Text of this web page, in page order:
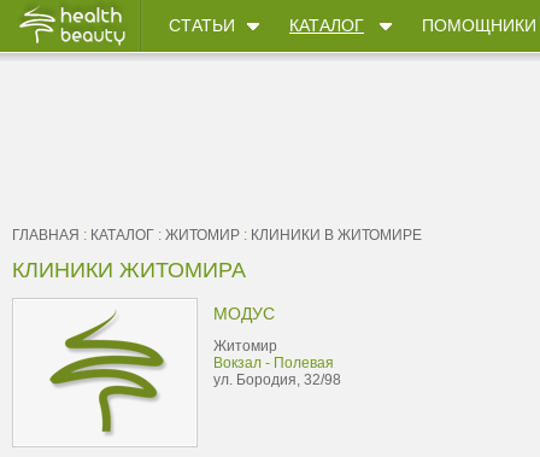
СТАТЬИ КАТАЛОГ ПОМОЩНИКИ
ГЛАВНАЯ : КАТАЛОГ : ЖИТОМИР : КЛИНИКИ В ЖИТОМИРЕ
КЛИНИКИ ЖИТОМИРА
МОДУС
Житомир
Вокзал - Полевая
ул. Бородия, 32/98